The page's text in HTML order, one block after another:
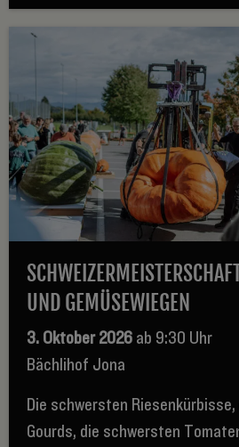
UND GEMÜSEWIEGEN
3. Oktober 2026 ab 9:30 Uhr
Bächlihof Jona
Die schwersten
Gourds, die schwersten